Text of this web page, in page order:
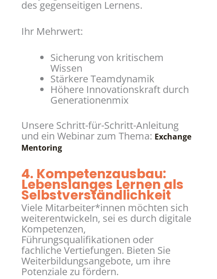
des gegenseitigen Lernens.
Ihr Mehrwert:
Sicherung von kritischem
Wissen
Stärkere Teamdynamik
Höhere Innovationskraft durch
Generationenmix
Unsere Schritt-für-Schritt-Anleitung
und ein Webinar zum Thema: Exchange
Mentoring
4. Kompetenzausbau:
Lebenslanges Lernen als
Selbstverständlichkeit
Viele Mitarbeiter*innen möchten sich
weiterentwickeln, sei es durch digitale
Kompetenzen,
Führungsqualifikationen oder
fachliche Vertiefungen. Bieten Sie
Weiterbildungsangebote, um ihre
Potenziale zu fördern.